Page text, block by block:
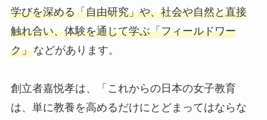
学びを深める「自由研究」や、社会や自然と直接
触れ合い、体験を通じて学ぶ「フィールドワー
ク」などがあります。
創立者嘉悦孝は、「これからの日本の女子教育
は、単に教養を高めるだけにとどまってはならな